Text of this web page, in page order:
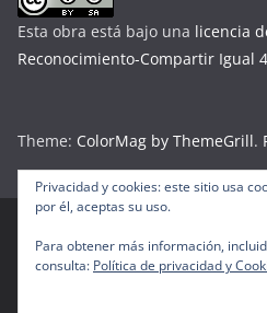
Esta obra está bajo una licencia
Reconocimiento-Compartir Igual
Theme: ColorMag by ThemeGrill.
Copyright © 2026Diario
derechos
Privacidad y cookies: este sitio usa
por él, aceptas su uso.
Para obtener más información,
consulta: Política de privacidad y